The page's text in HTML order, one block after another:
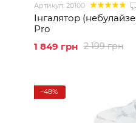
Артикул: 20100
Інгалятор
Pro
2 199 грн
1 849 грн
−48%